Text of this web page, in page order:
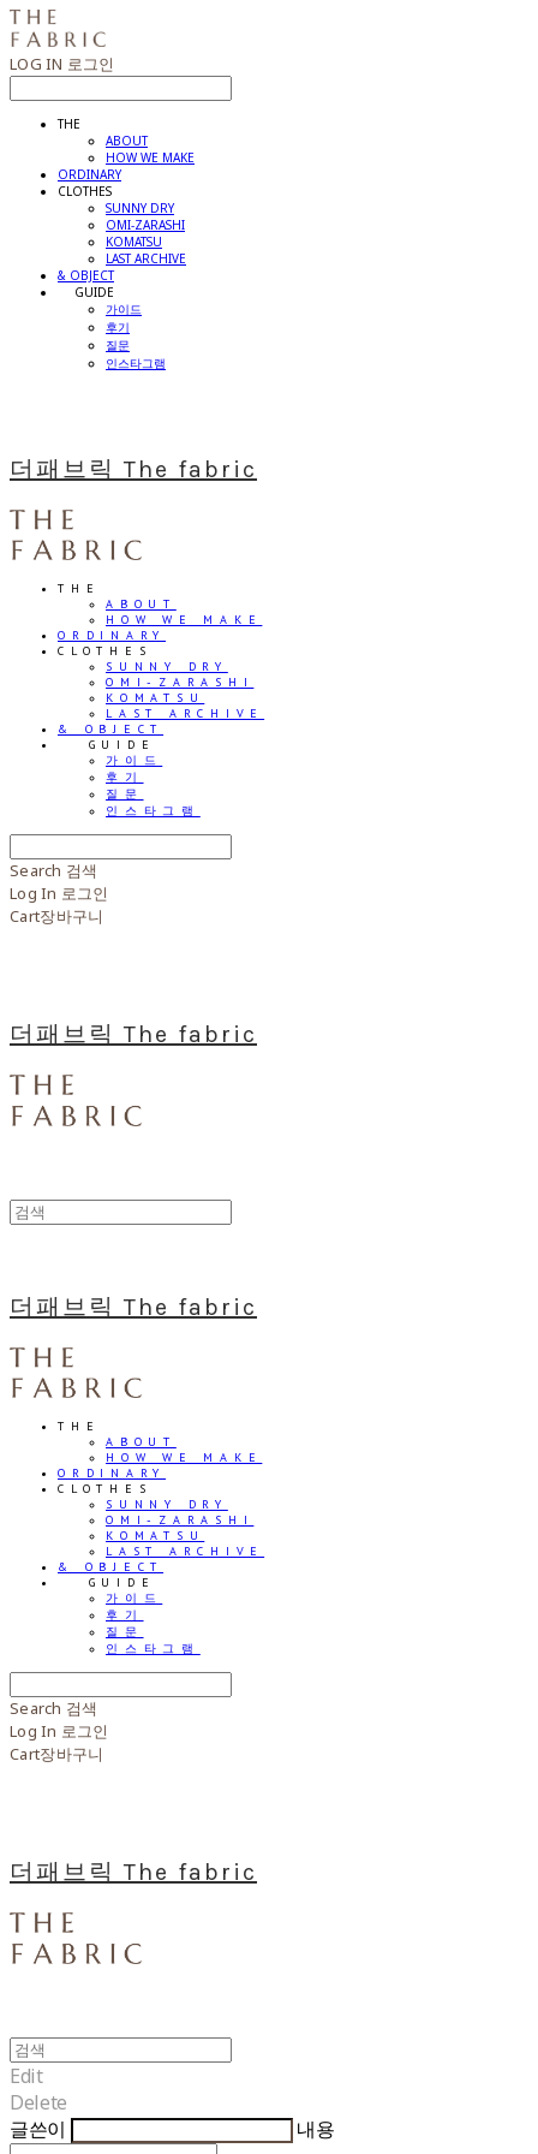
LOG IN 로그인
THE
ABOUT
HOW WE MAKE
ORDINARY
CLOTHES
SUNNY DRY
OMI-ZARASHI
KOMATSU
LAST ARCHIVE
& OBJECT
⠀⠀GUIDE
가이드
후기
질문
인스타그램
더패브릭 The fabric
THE
ABOUT
HOW WE MAKE
ORDINARY
CLOTHES
SUNNY DRY
OMI-ZARASHI
KOMATSU
LAST ARCHIVE
& OBJECT
⠀⠀GUIDE
가이드
후기
질문
인스타그램
Search 검색
Log In 로그인
Cart장바구니
더패브릭 The fabric
더패브릭 The fabric
THE
ABOUT
HOW WE MAKE
ORDINARY
CLOTHES
SUNNY DRY
OMI-ZARASHI
KOMATSU
LAST ARCHIVE
& OBJECT
⠀⠀GUIDE
가이드
후기
질문
인스타그램
Search 검색
Log In 로그인
Cart장바구니
더패브릭 The fabric
Edit
Delete
글쓴이
내용